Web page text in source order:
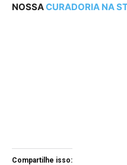
NOSSACURADORIA NA
Compartilhe isso: